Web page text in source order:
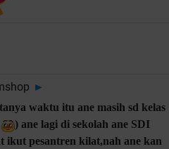
►
waktu itu ane masih sd kelas
) ane lagi di sekolah ane SDI
ikut pesantren kilat,nah ane kan